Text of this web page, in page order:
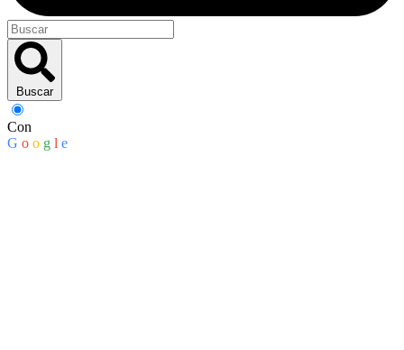
Buscar
Con
G o o g l e